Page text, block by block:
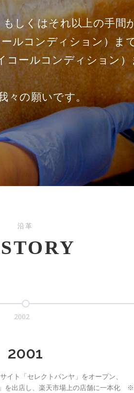
しくはそれ以上の手間
ルコンディション）ま
コールコンディション
々の願いです。
沿革
2003
2002
ヒットメーカー部門4位で店長田中明子が